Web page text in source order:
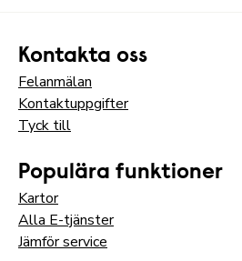
Kontakta oss
Felanmälan
Kontaktuppgifter
Tyck till
Populära funktioner
Kartor
Alla E-tjänster
Jämför service